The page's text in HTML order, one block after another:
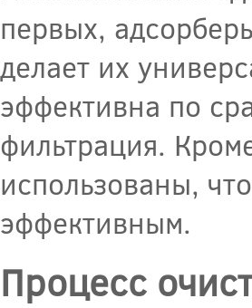
первых,
делает их
эффективна по
фильтрация.
использованы,
эффективным.
Процесс